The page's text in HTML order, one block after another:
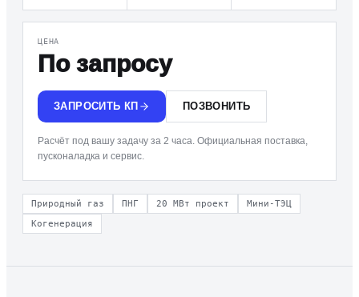
ЦЕНА
По запросу
ЗАПРОСИТЬ КП ПОЗВОНИТЬ
Расчёт под вашу задачу за 2 часа. Официальная поставка,
пусконаладка и сервис.
Природный газ ПНГ 20 МВт проект
Мини-ТЭЦ
Когенерация